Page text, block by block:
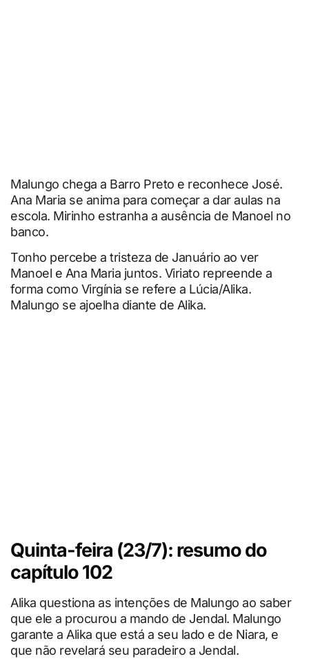
Malungo chega a Barro Preto e reconhece José.
Ana Maria se anima para começar a dar aulas na
escola. Mirinho estranha a ausência de Manoel no
banco.
Tonho percebe a tristeza de Januário ao ver
Manoel e Ana Maria juntos. Viriato repreende a
forma como Virgínia se refere a Lúcia/Alika.
Malungo se ajoelha diante de Alika.
Quinta-feira (23/7): resumo do
capítulo 102
Alika questiona as intenções de Malungo ao saber
que ele a procurou a mando de Jendal. Malungo
garante a Alika que está a seu lado e de Niara, e
que não revelará seu paradeiro a Jendal.